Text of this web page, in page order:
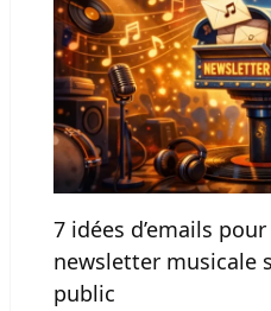
7 idées d’emails
newsletter musicale
public